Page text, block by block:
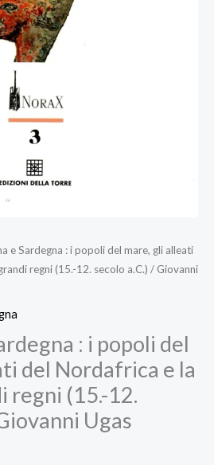
e Sardegna : i popoli del mare, gli alleati
regni (15.-12. secolo a.C.) / Giovanni
: i popoli del
del Nordafrica e la
regni (15.-12.
Ugas